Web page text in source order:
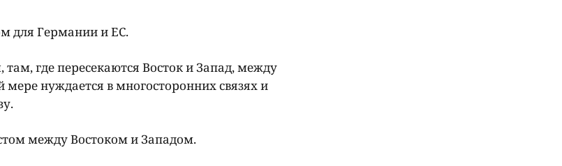
для Германии и ЕС.
где пересекаются Восток и Запад, между
нуждается в многосторонних связях и
между Востоком и Западом.